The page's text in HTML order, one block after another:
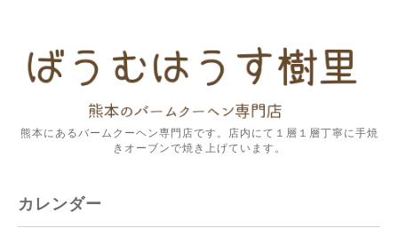
熊本にあるバームクーヘン専門店です。店内にて１層１層丁寧に手焼
きオーブンで焼き上げています。
カレンダー